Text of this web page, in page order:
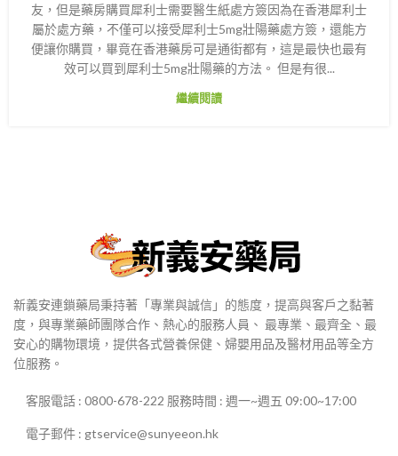
友，但是藥房購買犀利士需要醫生紙處方簽因為在香港犀利士
屬於處方藥，不僅可以接受犀利士5mg壯陽藥處方簽，還能方
便讓你購買，畢竟在香港藥房可是通街都有，這是最快也最有
效可以買到犀利士5mg壯陽藥的方法。 但是有很...
繼續閱讀
新義安連鎖藥局秉持著「專業與誠信」的態度，提高與客戶之黏著
度，與專業藥師團隊合作、熱心的服務人員、 最專業、最齊全、最
安心的購物環境，提供各式營養保健、婦嬰用品及醫材用品等全方
位服務。
客服電話 : 0800-678-222 服務時間 : 週一~週五 09:00~17:00
電子郵件 : gtservice@sunyeeon.hk